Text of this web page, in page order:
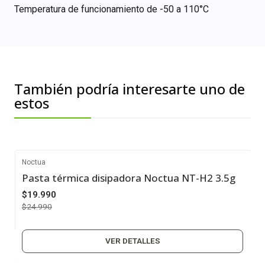
Temperatura de funcionamiento de -50 a 110°C
También podría interesarte uno de
estos
-20%
Agotado
Noctua
Pasta térmica disipadora Noctua NT-H2 3.5g
$19.990
$24.990
VER DETALLES